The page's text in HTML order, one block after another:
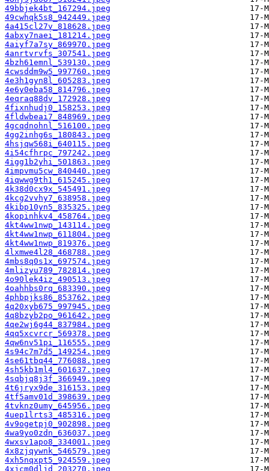
49bbjek4bt_167294.jpeg
49cwhqk5s8_942449.jpeg
4a415cl27v_818628.jpeg
4abxy7naei_181214.jpeg
4aiyf7a7sy_869970.jpeg
4anrtvrvfs_307541.jpeg
4bzh61emnl_539130.jpeg
4cwsddm9w5_997760.jpeg
4e3h1gyn8l_605283.jpeg
4e6y0eba58_814796.jpeg
4eqraq88dv_172928.jpeg
4fixnhudj0_158253.jpeg
4fldwbeai7_848969.jpeg
4gcqdnohnl_516100.jpeg
4gg2inhg6s_180843.jpeg
4hsjqw568i_640115.jpeg
4i54cfhrpc_797242.jpeg
4igg1b2yhi_501863.jpeg
4impvmu5cw_840440.jpeg
4iqwwg9th1_615245.jpeg
4k38d0cx9x_545491.jpeg
4kcg2vvhy7_638958.jpeg
4kibp10yn5_835325.jpeg
4kopinhkv4_458764.jpeg
4kt4ww1nwp_143114.jpeg
4kt4ww1nwp_611804.jpeg
4kt4ww1nwp_819376.jpeg
4lxmwe4l28_468788.jpeg
4mbs8q0s1x_697574.jpeg
4mlizyu789_782814.jpeg
4o90lek4iz_490513.jpeg
4oahhbs0rq_683390.jpeg
4phbpjks86_853762.jpeg
4q20xyb675_997945.jpeg
4q8bzyb2po_961642.jpeg
4qe2wj6g44_837984.jpeg
4qq5xcvrcr_569378.jpeg
4qw6nv51pi_116555.jpeg
4s94c7m7d5_149254.jpeg
4se61tbq44_776088.jpeg
4sh5kb1ml4_601637.jpeg
4sqbjq8j3f_366949.jpeg
4t6jryx9de_316153.jpeg
4tf5amv01d_398639.jpeg
4tvknz0umy_645956.jpeg
4uep1lrts3_485316.jpeg
4v9ogetpj0_902898.jpeg
4wa9yo0zdn_636037.jpeg
4wxsv1apo8_334001.jpeg
4x8zjqywnk_546579.jpeg
4xh5nqxpt5_924559.jpeg
4xjcm0dljd_203270.jpeg